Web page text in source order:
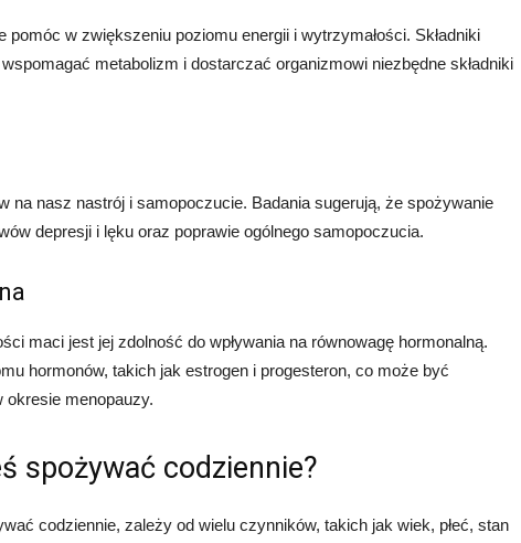
pomóc w zwiększeniu poziomu energii i wytrzymałości. Składniki
metabolizm i dostarczać organizmowi niezbędne składniki
na nasz nastrój i samopoczucie. Badania sugerują, że spożywanie
depresji i lęku oraz poprawie ogólnego samopoczucia.
maci jest jej zdolność do wpływania na równowagę hormonalną.
hormonów, takich jak estrogen i progesteron, co może być
okresie menopauzy.
spożywać codziennie?
codziennie, zależy od wielu czynników, takich jak wiek, płeć, stan